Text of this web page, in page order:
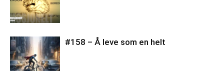
#158 – Å leve som en helt